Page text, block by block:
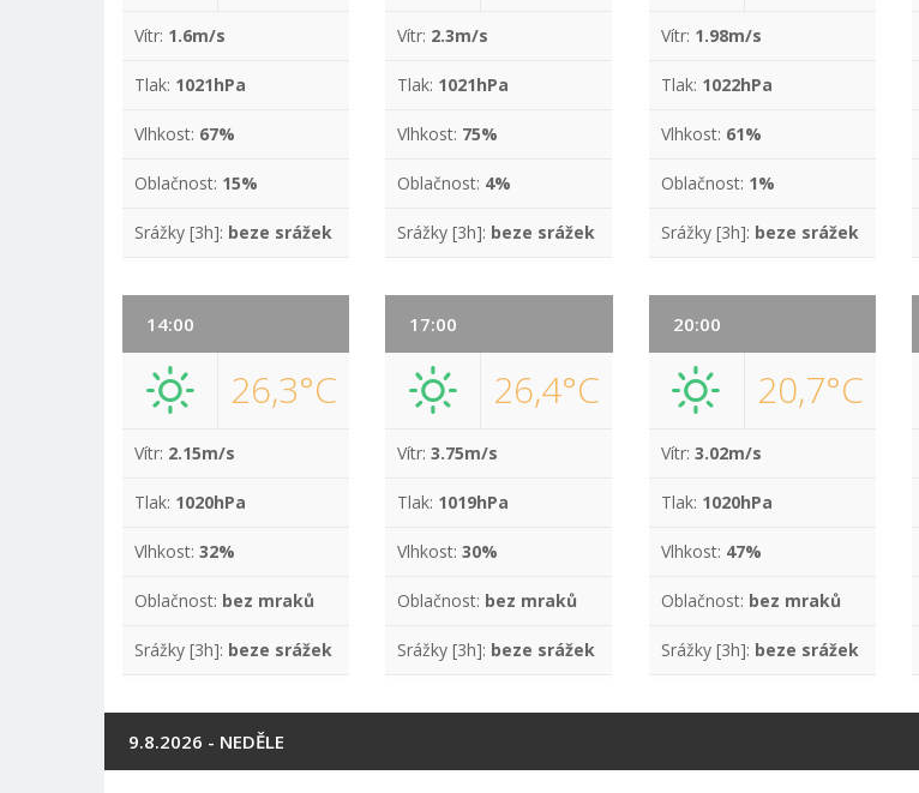
Vítr: 1.6m/s
Tlak: 1021hPa
Vlhkost: 67%
Oblačnost: 15%
Srážky [3h]: beze srážek
Vítr: 2.3m/s
Tlak: 1021hPa
Vlhkost: 75%
Oblačnost: 4%
Srážky [3h]: beze srážek
Vítr: 1.98m/s
Tlak: 1022hPa
Vlhkost: 61%
Oblačnost: 1%
Srážky [3h]: beze srážek
14:00
26,3°C
Vítr: 2.15m/s
Tlak: 1020hPa
Vlhkost: 32%
Oblačnost: bez mraků
Srážky [3h]: beze srážek
17:00
26,4°C
Vítr:3.75m/s
Tlak: 1019hPa
Vlhkost:30%
Oblačnost: bez mraků
Srážky [3h]: beze srážek
20:00
20,7°C
Vítr: 3.02m/s
Tlak: 1020hPa
Vlhkost: 47%
Oblačnost: bez mraků
Srážky [3h]: beze srážek
9.8.2026 - NEDĚLE